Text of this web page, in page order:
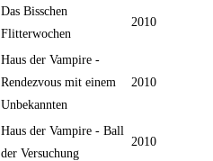
Das Bisschen
Flitterwochen
2010
Haus der Vampire -
Rendezvous mit einem
Unbekannten
2010
Haus der Vampire - Ball
der Versuchung
2010